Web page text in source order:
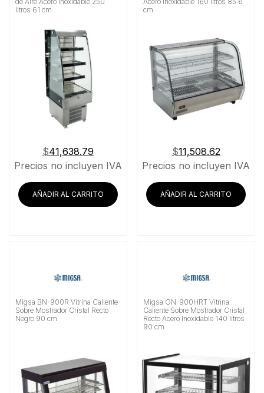
litros 61 cm
$41,638.79
Precios no incluyen IVA
AÑADIR AL CARRITO
cm
$11,508.62
Precios no incluyen IVA
AÑADIR AL CARRITO
Migsa BN-900R Vitrina Caliente
Sobre Mostrador Cristal Recto
Negro 90 cm
Migsa GN-900HRT Vitrina
Caliente Sobre Mostrador Cristal
Recto Acero Inoxidable 140 litros
90 cm